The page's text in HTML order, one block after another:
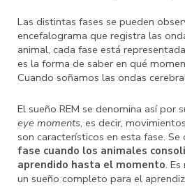
Las distintas fases se pueden
encefalograma que registra las
animal, cada fase está
es la forma de saber en qué
Cuando soñamos las ondas
El sueño REM se denomina así por
eye moments, es decir,
son característicos en esta fase. Se
fase cuando los animales
aprendido hasta el momento.
un sueño completo para el